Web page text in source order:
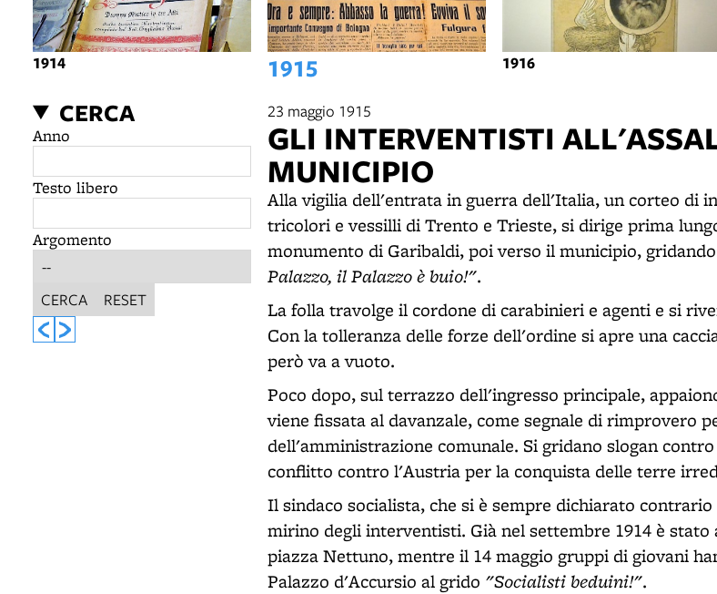
1914 1915 1916
CERCA
Anno
Testo libero
Argomento
CERCA RESET
23 maggio 1915
GLI INTERVENTISTI
MUNICIPIO
Alla vigilia dell'entrata in guerra dell'Italia, un corteo di
tricolori e vessilli di Trento e Trieste, si dirige prima
monumento di Garibaldi, poi verso il municipio,
Palazzo, il Palazzo è buio!".
La folla travolge il cordone di carabinieri e agenti e si
Con la tolleranza delle forze dell'ordine si apre una
però va a vuoto.
Poco dopo, sul terrazzo dell'ingresso principale,
viene fissata al davanzale, come segnale di rimprovero
dell'amministrazione comunale. Si gridano slogan
conflitto contro l'Austria per la conquista delle terre
Il sindaco socialista, che si è sempre dichiarato
mirino degli interventisti. Già nel settembre 1914 è
piazza Nettuno, mentre il 14 maggio gruppi di giovani
Palazzo d'Accursio al grido "Socialisti beduini!".